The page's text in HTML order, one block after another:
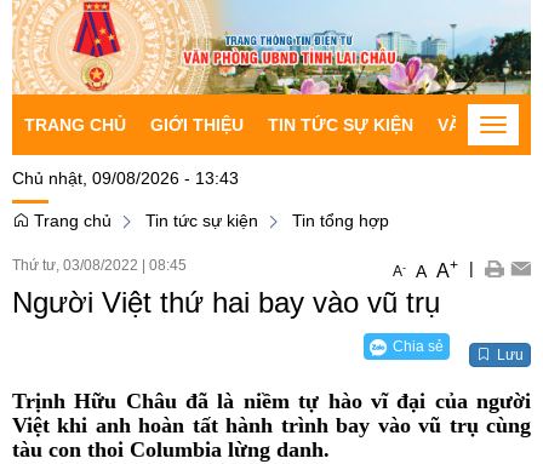
TRANG CHỦ GIỚI THIỆU TIN TỨC SỰ KIỆN VĂN BẢNToggle
Chủ nhật, 09/08/2026 - 13:43
Trang chủ Tin tức sự kiện Tin tổng hợp
Thứ tư, 03/08/2022 08:45 A- A A+ |
Người Việt thứ hai bay vào vũ trụ
Chia sẻ Lưu
Trịnh Hữu Châu đã là niềm tự hào vĩ đại của người
Việt khi anh hoàn tất hành trình bay vào vũ trụ cùng
tàu con thoi Columbia lừng danh.